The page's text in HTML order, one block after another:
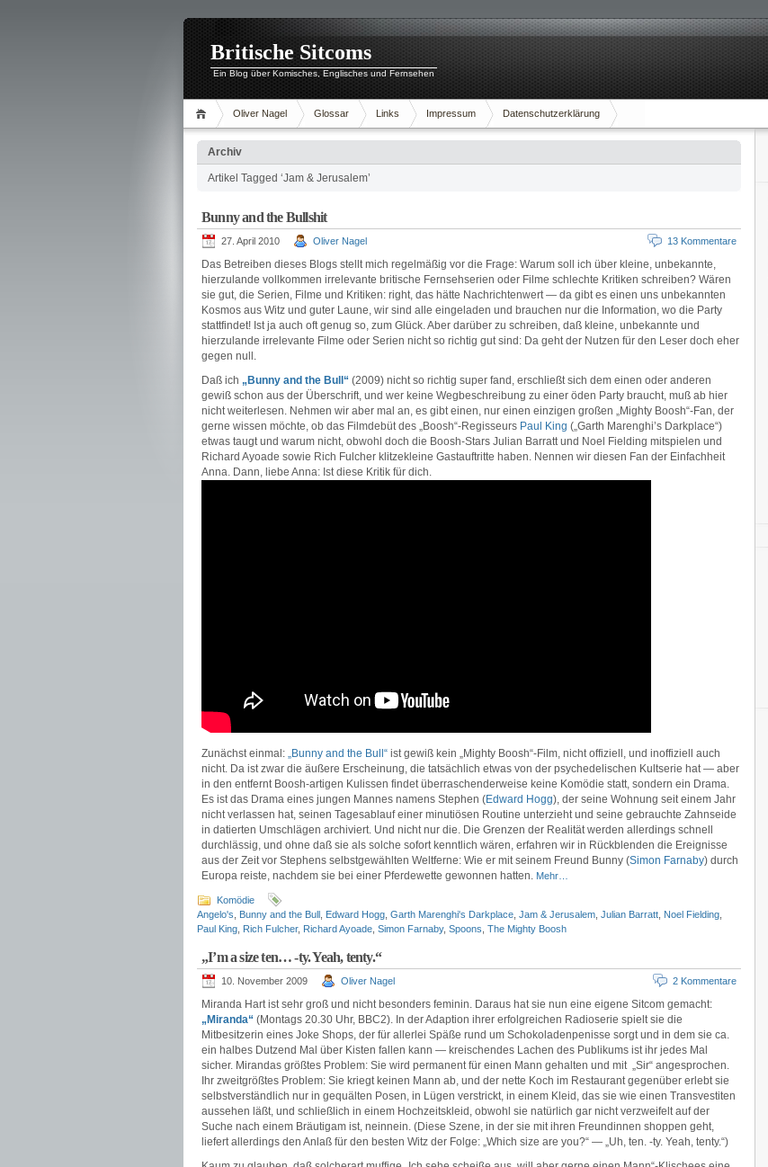
Britische Sitcoms
Ein Blog über Komisches, Englisches und Fernsehen
Oliver Nagel Glossar Links Impressum Datenschutzerklärung
Archiv
Artikel Tagged ‘Jam & Jerusalem’
Bunny and the Bullshit
27. April 2010 Oliver Nagel 13 Kommentare
Das Betreiben dieses Blogs stellt mich regelmäßig vor die Frage: Warum soll ich über kleine, unbekannte,
hierzulande vollkommen irrelevante britische Fernsehserien oder Filme schlechte Kritiken schreiben? Wären
sie gut, die Serien, Filme und Kritiken: right, das hätte Nachrichtenwert — da gibt es einen uns unbekannten
Kosmos aus Witz und guter Laune, wir sind alle eingeladen und brauchen nur die Information, wo die Party
stattfindet! Ist ja auch oft genug so, zum Glück. Aber darüber zu schreiben, daß kleine, unbekannte und
hierzulande irrelevante Filme oder Serien nicht so richtig gut sind: Da geht der Nutzen für den Leser doch eher
gegen null.
Daß ich „Bunny and the Bull“ (2009) nicht so richtig super fand, erschließt sich dem einen oder anderen
gewiß schon aus der Überschrift, und wer keine Wegbeschreibung zu einer öden Party braucht, muß ab hier
nicht weiterlesen. Nehmen wir aber mal an, es gibt einen, nur einen einzigen großen „Mighty Boosh“-Fan, der
gerne wissen möchte, ob das Filmdebüt des „Boosh“-Regisseurs Paul King („Garth Marenghi’s Darkplace“)
etwas taugt und warum nicht, obwohl doch die Boosh-Stars Julian Barratt und Noel Fielding mitspielen und
Richard Ayoade sowie Rich Fulcher klitzekleine Gastauftritte haben. Nennen wir diesen Fan der Einfachheit
Anna. Dann, liebe Anna: Ist diese Kritik für dich.
Zunächst einmal: „Bunny and the Bull“ ist gewiß kein „Mighty Boosh“-Film, nicht offiziell, und inoffiziell auch
nicht. Da ist zwar die äußere Erscheinung, die tatsächlich etwas von der psychedelischen Kultserie hat — aber
in den entfernt Boosh-artigen Kulissen findet überraschenderweise keine Komödie statt, sondern ein Drama.
Es ist das Drama eines jungen Mannes namens Stephen (Edward Hogg), der seine Wohnung seit einem Jahr
nicht verlassen hat, seinen Tagesablauf einer minutiösen Routine unterzieht und seine gebrauchte Zahnseide
in datierten Umschlägen archiviert. Und nicht nur die. Die Grenzen der Realität werden allerdings schnell
durchlässig, und ohne daß sie als solche sofort kenntlich wären, erfahren wir in Rückblenden die Ereignisse
aus der Zeit vor Stephens selbstgewählten Weltferne: Wie er mit seinem Freund Bunny (Simon Farnaby) durch
Europa reiste, nachdem sie bei einer Pferdewette gewonnen hatten. Mehr…
Komödie
Angelo's
Bunny and the Bull Edward Hogg Garth Marenghi's Darkplace Jam & Jerusalem Julian Barratt Noel Fielding
Paul King Rich Fulcher, Richard Ayoade Simon Farnaby, Spoons The Mighty Boosh
„I’m a size ten… -ty. Yeah, tenty.“
10. November 2009 Oliver Nagel 2 Kommentare
Miranda Hart ist sehr groß und nicht besonders feminin. Daraus hat sie nun eine eigene Sitcom gemacht:
„Miranda“ (Montags 20.30 Uhr, BBC2). In der Adaption ihrer erfolgreichen Radioserie spielt sie die
Mitbesitzerin eines Joke Shops, der für allerlei Späße rund um Schokoladenpenisse sorgt und in dem sie ca.
ein halbes Dutzend Mal über Kisten fallen kann — kreischendes Lachen des Publikums ist ihr jedes Mal
sicher. Mirandas größtes Problem: Sie wird permanent für einen Mann gehalten und mit „Sir“ angesprochen.
Ihr zweitgrößtes Problem: Sie kriegt keinen Mann ab, und der nette Koch im Restaurant gegenüber erlebt sie
selbstverständlich nur in gequälten Posen, in Lügen verstrickt, in einem Kleid, das sie wie einen Transvestiten
aussehen läßt, und schließlich in einem Hochzeitskleid, obwohl sie natürlich gar nicht verzweifelt auf der
Suche nach einem Bräutigam ist, neinnein. (Diese Szene, in der sie mit ihren Freundinnen shoppen geht,
liefert allerdings den Anlaß für den besten Witz der Folge: „Which size are you?“ — „Uh, ten. -ty. Yeah, tenty.“)